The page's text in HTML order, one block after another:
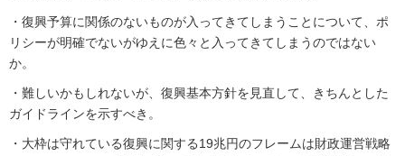
・復興予算に関係のないものが入ってきてしまうことについて、ポ
リシーが明確でないがゆえに色々と入ってきてしまうのではない
か。
・難しいかもしれないが、復興基本方針を見直して、きちんとした
ガイドラインを示すべき。
・大枠は守れている復興に関する19兆円のフレームは財政運営戦略